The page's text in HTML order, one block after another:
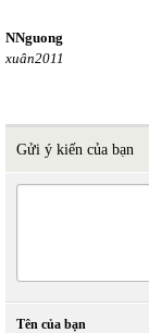
NNguong
xuân2011
Gửi ý kiến của bạn
Tên của bạn